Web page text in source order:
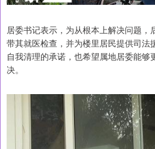
居委书记表示，为从根本上解决问题，
带其就医检查，并为楼里居民提供司法
自我清理的承诺，也希望属地居委能
决。